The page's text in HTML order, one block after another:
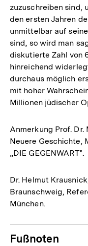
zuzuschreiben sind,
den ersten Jahren
unmittelbar auf
sind, so wird man
diskutierte Zahl von
hinreichend
durchaus möglich
mit hoher
Millionen jüdischer
Anmerkung Prof. Dr.
Neuere Geschichte,
„DIE GEGENWART".
Dr. Helmut
Braunschweig,
München.
Fussnoten
Fußnoten